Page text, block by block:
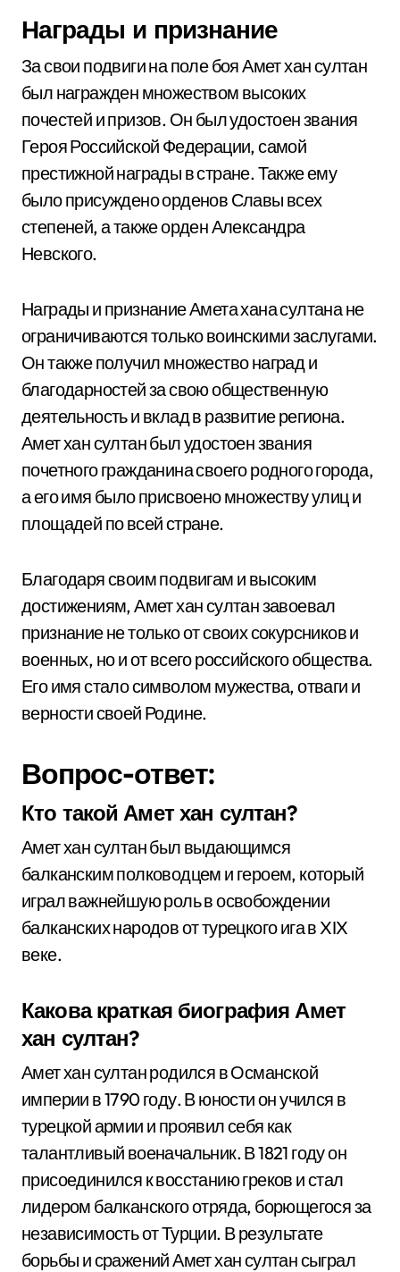
Награды и признание
За свои подвиги на поле боя Амет хан султан
был награжден множеством высоких
почестей и призов. Он был удостоен звания
Героя Российской Федерации, самой
престижной награды в стране. Также ему
было присуждено орденов Славы всех
степеней, а также орден Александра
Невского.
Награды и признание Амета хана султана не
ограничиваются только воинскими заслугами.
Он также получил множество наград и
благодарностей за свою общественную
деятельность и вклад в развитие региона.
Амет хан султан был удостоен звания
почетного гражданина своего родного города,
а его имя было присвоено множеству улиц и
площадей по всей стране.
Благодаря своим подвигам и высоким
достижениям, Амет хан султан завоевал
признание не только от своих сокурсников и
военных, но и от всего российского общества.
Его имя стало символом мужества, отваги и
верности своей Родине.
Вопрос-ответ:
Кто такой Амет хан султан?
Амет хан султан был выдающимся
балканским полководцем и героем, который
играл важнейшую роль в освобождении
балканских народов от турецкого ига в XIX
веке.
Какова краткая биография Амет
хан султан?
Амет хан султан родился в Османской
империи в 1790 году. В юности он учился в
турецкой армии и проявил себя как
талантливый военачальник. В 1821 году он
присоединился к восстанию греков и стал
лидером балканского отряда, борющегося за
независимость от Турции. В результате
борьбы и сражений Амет хан султан сыграл